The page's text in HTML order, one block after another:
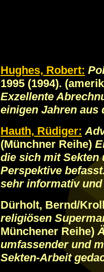
Hughes, Robert:
1995 (1994).
Exzellente
einigen Jahren aus
Hauth, Rüdiger:
(Münchner Reihe)
die sich mit
Perspektive
sehr informativ
Dürholt, Bernd/
religiösen
Münchener Reihe)
umfassender und
Sekten-Arbeit